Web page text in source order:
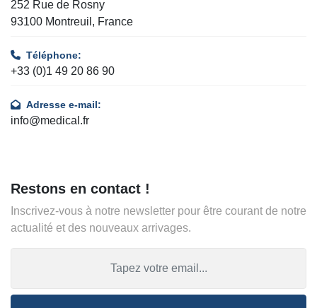
252 Rue de Rosny
93100 Montreuil, France
Téléphone:
+33 (0)1 49 20 86 90
Adresse e-mail:
info@medical.fr
Restons en contact !
Inscrivez-vous à notre newsletter pour être courant de notre
actualité et des nouveaux arrivages.